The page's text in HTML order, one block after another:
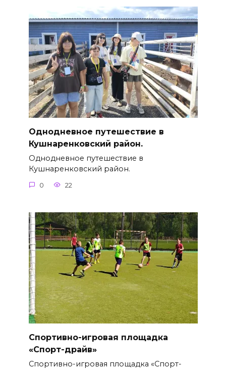
Однодневное путешествие в
Кушнаренковский район.
Однодневное путешествие в
Кушнаренковский район.
0 22
Спортивно-игровая площадка
«Спорт-драйв»
Спортивно-игровая площадка «Спорт-